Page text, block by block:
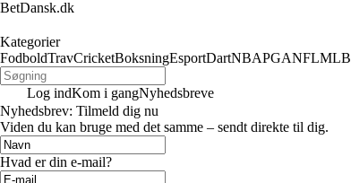
BetDansk.dk
Kategorier
FodboldTravCricketBoksningEsportDartNBAPGANFLMLB
Log indKom i gangNyhedsbreve
Nyhedsbrev: Tilmeld dig nu
Viden du kan bruge med det samme – sendt direkte til dig.
Hvad er din e-mail?